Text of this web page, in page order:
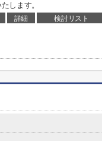
します。
詳細 検討リスト